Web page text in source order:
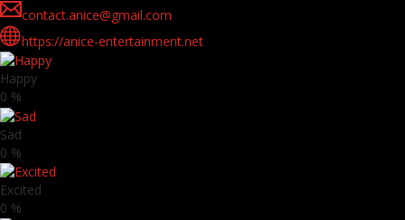
contact.anice@gmail.com
https://anice-entertainment.net
Happy
0 %
Sad
0 %
Excited
0 %